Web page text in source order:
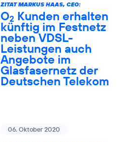
ZITAT MARKUS HAAS, CEO:
O2 Kunden erhalten
künftig im Festnetz
neben VDSL-
Leistungen auch
Angebote im
Glasfasernetz der
Deutschen Telekom
06. Oktober 2020